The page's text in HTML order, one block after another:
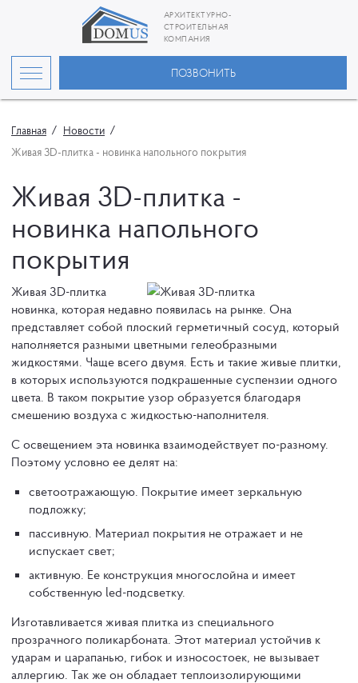
АРХИТЕКТУРНО-
СТРОИТЕЛЬНАЯ
КОМПАНИЯ
ПОЗВОНИТЬ
Главная
Новости
Живая 3D-плитка - новинка напольного покрытия
Живая 3D-плитка -
новинка напольного
покрытия
Живая 3D-плитка
новинка, которая недавно появилась на рынке. Она
представляет собой плоский герметичный сосуд, который
наполняется разными цветными гелеобразными
жидкостями. Чаще всего двумя. Есть и такие живые плитки,
в которых используются подкрашенные суспензии одного
цвета. В таком покрытие узор образуется благодаря
смешению воздуха с жидкостью-наполнителя.
С освещением эта новинка взаимодействует по-разному.
Поэтому условно ее делят на:
светоотражающую. Покрытие имеет зеркальную
подложку;
пассивную. Материал покрытия не отражает и не
испускает свет;
активную. Ее конструкция многослойна и имеет
собственную led-подсветку.
Изготавливается живая плитка из специального
прозрачного поликарбоната. Этот материал устойчив к
ударам и царапанью, гибок и износостоек, не вызывает
аллергию. Так же он обладает теплоизолирующими